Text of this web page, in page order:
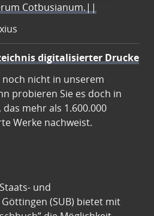
Cotbusianum.||
digitalisierter Drucke
nicht in unserem
probieren Sie es doch in
mehr als 1.600.000
Werke nachweist.
und
(SUB) bietet mit